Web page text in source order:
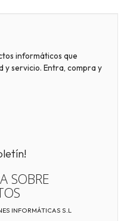
informáticos que
y servicio. Entra, compra y
SOBRE
INFORMÁTICAS S.L